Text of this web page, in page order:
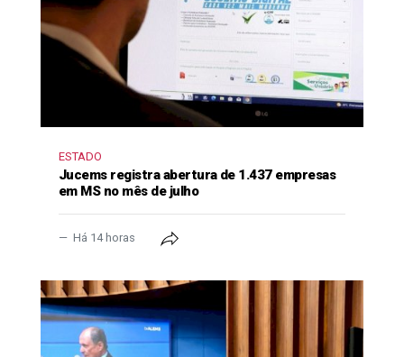
ESTADO
Jucems registra abertura de 1.437 empresas
em MS no mês de julho
Há 14 horas